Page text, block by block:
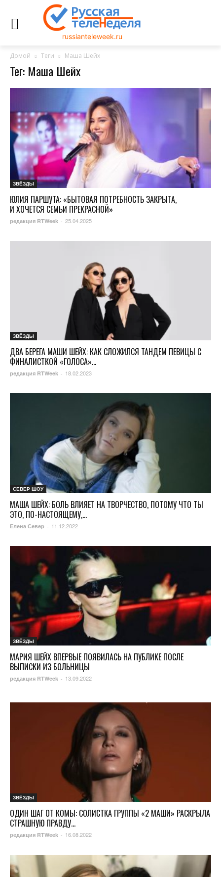
russianteleweek.ru
Домой Теги Маша Шейх
Тег: Маша Шейх
ЗВЁЗДЫ
ЮЛИЯ ПАРШУТА: «БЫТОВАЯ ПОТРЕБНОСТЬ ЗАКРЫТА,
И ХОЧЕТСЯ СЕМЬИ ПРЕКРАСНОЙ»
редакция RTWeek - 25.04.2025
ЗВЁЗДЫ
ДВА БЕРЕГА МАШИ ШЕЙХ: КАК СЛОЖИЛСЯ ТАНДЕМ ПЕВИЦЫ С
ФИНАЛИСТКОЙ «ГОЛОСА»...
редакция RTWeek - 18.02.2023
СЕВЕР ШОУ
МАША ШЕЙХ: БОЛЬ ВЛИЯЕТ НА ТВОРЧЕСТВО, ПОТОМУ ЧТО ТЫ
ЭТО, ПО-НАСТОЯЩЕМУ,...
Елена Север - 11.12.2022
ЗВЁЗДЫ
МАРИЯ ШЕЙХ ВПЕРВЫЕ ПОЯВИЛАСЬ НА ПУБЛИКЕ ПОСЛЕ
ВЫПИСКИ ИЗ БОЛЬНИЦЫ
редакция RTWeek - 13.09.2022
ЗВЁЗДЫ
ОДИН ШАГ ОТ КОМЫ: СОЛИСТКА ГРУППЫ «2 МАШИ» РАСКРЫЛА
СТРАШНУЮ ПРАВДУ...
редакция RTWeek - 16.08.2022